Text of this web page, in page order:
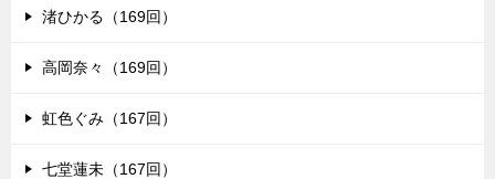
渚ひかる（169回）
高岡奈々（169回）
虹色ぐみ（167回）
七堂蓮未（167回）